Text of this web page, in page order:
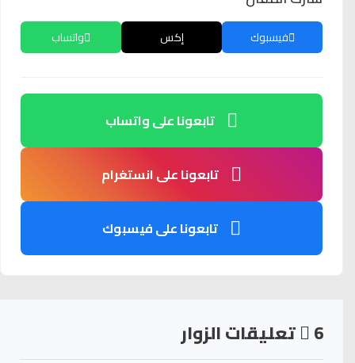
فيسبوك إكس واتساب
تابعونا على واتساب
تابعونا على انستغرام
تابعونا على فيسبوك
6 تعليقات الزوار